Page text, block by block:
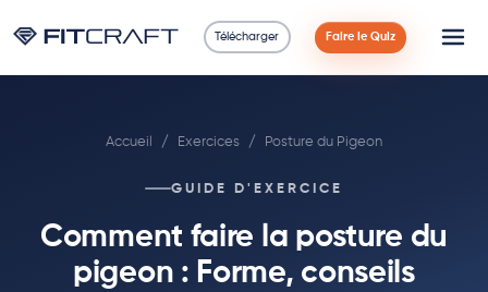
Télécharger Faire le Quiz
90 Jours
Accueil / Exercices / Posture du Pigeon
GUIDE D'EXERCICE
Comment faire la posture du
pigeon : Forme, conseils